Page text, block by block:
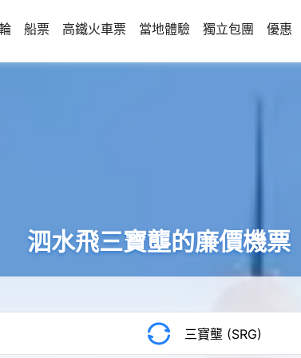
船票 高鐵火車票 當地體驗 獨立包團 優惠
泗水飛三寶壟的廉價機票